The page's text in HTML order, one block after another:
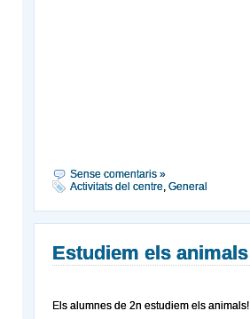
Sense comentaris »
Activitats del centre, General
Estudiem els animals
Els alumnes de 2n estudiem els animals!